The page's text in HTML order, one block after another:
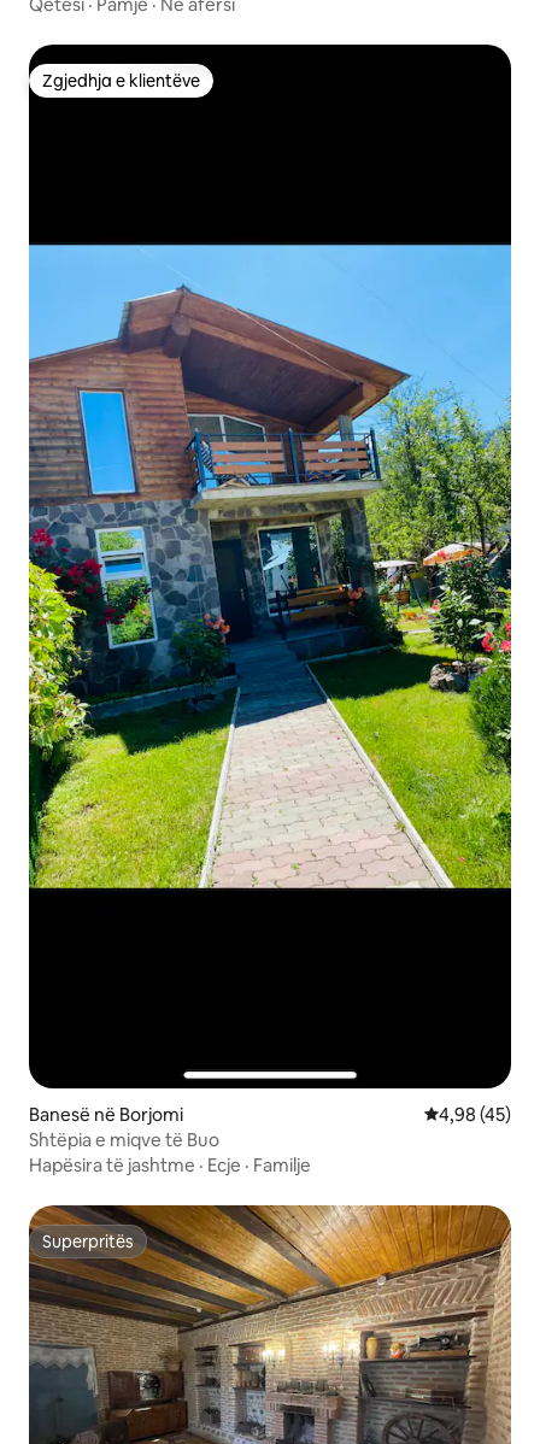
Zgjedhja e klientëve
Zgjedhja e klientëve
Banesë në Borjomi Vlerësimi
4,98 (45)
Shtëpia e miqve të Buo
Hapësira të jashtme · Ecje · Familje
Superpritës
Superpritës